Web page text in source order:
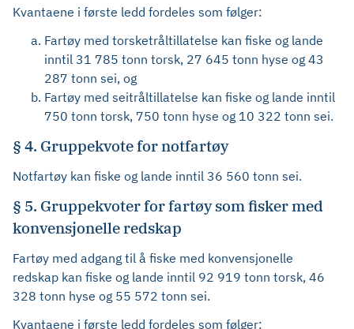
Kvantaene i første ledd fordeles som følger:
Fartøy med torsketråltillatelse kan fiske og lande
inntil 31 785 tonn torsk, 27 645 tonn hyse og 43
287 tonn sei, og
Fartøy med seitråltillatelse kan fiske og lande inntil
750 tonn torsk, 750 tonn hyse og 10 322 tonn sei.
§ 4. Gruppekvote for notfartøy
Notfartøy kan fiske og lande inntil 36 560 tonn sei.
§ 5. Gruppekvoter for fartøy som fisker med
konvensjonelle redskap
Fartøy med adgang til å fiske med konvensjonelle
redskap kan fiske og lande inntil 92 919 tonn torsk, 46
328 tonn hyse og 55 572 tonn sei.
Kvantaene i første ledd fordeles som følger: